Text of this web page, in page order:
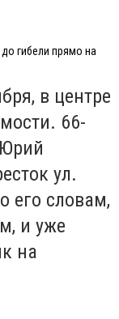
гибели прямо на
в центре
66-
ул.
его словам,
и уже
на